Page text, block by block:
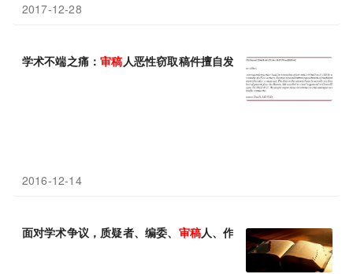
2017-12-28
学术不端之痛：审稿人恶性窃取稿件擅自发表！
2016-12-14
面对学术争议，质疑者、编委、 审稿人、作者应该如何规范处理？